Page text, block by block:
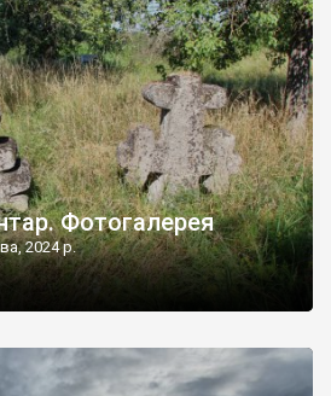
Голубечому ціла колекція
Село відносно невелике, […]
Фотогалерея
2024 р.